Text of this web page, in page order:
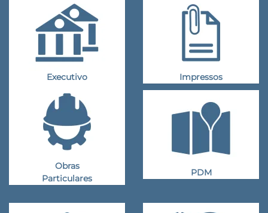
Executivo Impressos
Obras
Particulares
PDM